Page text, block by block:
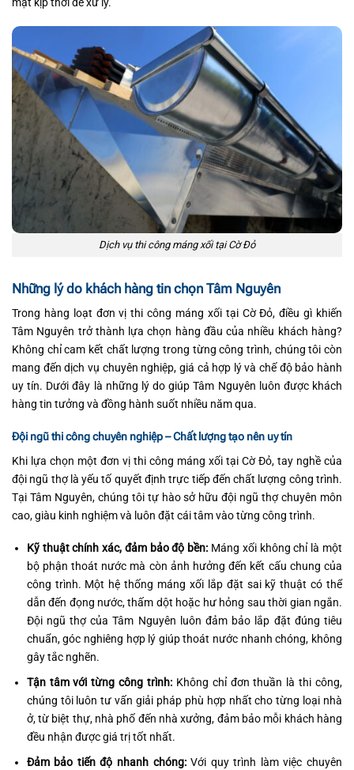
Dịch vụ thi công máng xối tại Cờ Đỏ
Những lý do khách hàng tin chọn Tâm Nguyên
Trong hàng loạt đơn vị thi công máng xối tại Cờ Đỏ, điều gì khiến
Tâm Nguyên trở thành lựa chọn hàng đầu của nhiều khách hàng?
Không chỉ cam kết chất lượng trong từng công trình, chúng tôi còn
mang đến dịch vụ chuyên nghiệp, giá cả hợp lý và chế độ bảo hành
uy tín. Dưới đây là những lý do giúp Tâm Nguyên luôn được khách
hàng tin tưởng và đồng hành suốt nhiều năm qua.
Đội ngũ thi công chuyên nghiệp – Chất lượng tạo nên uy tín
Khi lựa chọn một đơn vị thi công máng xối tại Cờ Đỏ, tay nghề của
đội ngũ thợ là yếu tố quyết định trực tiếp đến chất lượng công trình.
Tại Tâm Nguyên, chúng tôi tự hào sở hữu đội ngũ thợ chuyên môn
cao, giàu kinh nghiệm và luôn đặt cái tâm vào từng công trình.
Kỹ thuật chính xác, đảm bảo độ bền: Máng xối không chỉ là một
bộ phận thoát nước mà còn ảnh hưởng đến kết cấu chung của
công trình. Một hệ thống máng xối lắp đặt sai kỹ thuật có thể
dẫn đến đọng nước, thấm dột hoặc hư hỏng sau thời gian ngắn.
Đội ngũ thợ của Tâm Nguyên luôn đảm bảo lắp đặt đúng tiêu
chuẩn, góc nghiêng hợp lý giúp thoát nước nhanh chóng, không
gây tắc nghẽn.
Tận tâm với từng công trình: Không chỉ đơn thuần là thi công,
chúng tôi luôn tư vấn giải pháp phù hợp nhất cho từng loại nhà
ở, từ biệt thự, nhà phố đến nhà xưởng, đảm bảo mỗi khách hàng
đều nhận được giá trị tốt nhất.
Đảm bảo tiến độ nhanh chóng:Với quy trình làm việc chuyên